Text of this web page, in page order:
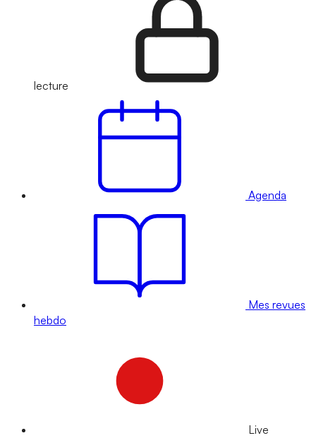
lecture
Agenda
Mes revues
hebdo
Live